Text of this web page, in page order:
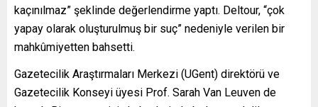
kaçınılmaz” şeklinde değerlendirme yaptı. Deltour, “çok
yapay olarak oluşturulmuş bir suç” nedeniyle verilen bir
mahkûmiyetten bahsetti.
Gazetecilik Araştırmaları Merkezi (UGent) direktörü ve
Gazetecilik Konseyi üyesi Prof. Sarah Van Leuven de